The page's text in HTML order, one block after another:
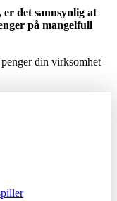
det sannsynlig at
på mangelfull
din virksomhet